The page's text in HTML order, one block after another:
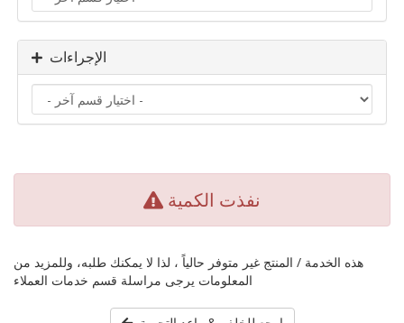
الإجراءات
نفذت الكمية
هذه الخدمة / المنتج غير متوفر حالياً ، لذا لا يمكنك طلبه، وللمزيد من
المعلومات يرجى مراسلة قسم خدمات العملاء